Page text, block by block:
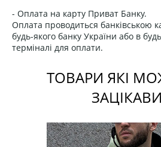
- Оплата на карту Приват Банку.
Оплата проводиться банківською
будь-якого банку України або в
терміналі для оплати.
ТОВАРИ ЯКІ